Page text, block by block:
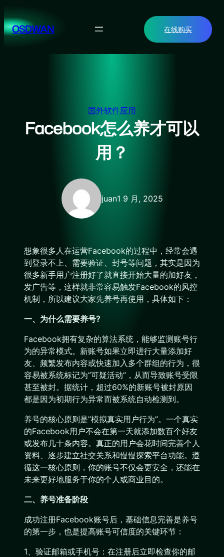
至
内OSDWAN 在线购买
国外软件应用
Facebook怎么养才可以
用？
juan1 9 月, 2025
想象很多人在运营Facebook的过程中，经常会遇
到登录不上、需要验证、封号等问题，其实是因为
很多新手用户注册好了就直接开始大量的加好友，
发广告等，这样就非常容易触发Facebook的风控
机制，所以建议大家先养号再使用，具体如下：
一、为什么需要养号?
Facebook拥有复杂的算法系统，能够监测账号行
为的异常模式。新账号如果立即进行大量添加好
友、频繁发布内容或快速加入多个群组的行为，很
容易被系统标记为”可疑活动”，从而导致账号受限
甚至被封。据统计，超过60%的新账号被封原因
都是因为初期行为异常而被系统自动检测到。
养号的核心原则是”模拟真实用户行为”。一个真实
的Facebook用户不会在第一天就添加数百个好友
或发布几十条内容。真正的用户会花时间完善个人
资料、逐步建立社交关系和慢慢探索平台功能。遵
循这一核心原则，你的账号不仅会更安全，还能在
未来更好地服务于你的个人或商业目的。
二、养号准备阶段
成功注册Facebook账号后，基础信息完善是养号
的第一步，也是提高账号可信度的关键环节：
1、验证邮箱或手机号：在注册后立即检查你的邮